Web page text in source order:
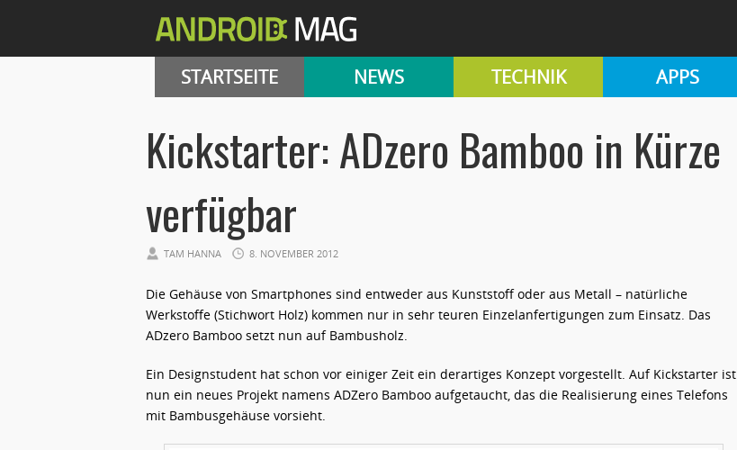
STARTSEITE NEWS TECHNIK APPS
Kickstarter: ADzero Bamboo in Kürze
verfügbar
TAM HANNA 8. NOVEMBER 2012
Die Gehäuse von Smartphones sind entweder aus Kunststoff oder aus Metall – natürliche
Werkstoffe (Stichwort Holz) kommen nur in sehr teuren Einzelanfertigungen zum Einsatz. Das
ADzero Bamboo setzt nun auf Bambusholz.
Ein Designstudent hat schon vor einiger Zeit ein derartiges Konzept vorgestellt. Auf Kickstarter ist
nun ein neues Projekt namens ADZero Bamboo aufgetaucht, das die Realisierung eines Telefons
mit Bambusgehäuse vorsieht.